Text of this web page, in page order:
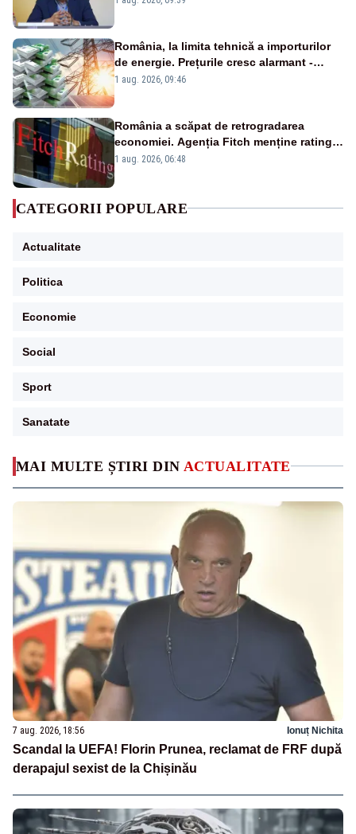
MAI MULTE ȘTIRI DIN ACTUALITATE
7 aug. 2026, 18:56 Ionuț Nichita
Scandal la UEFA! Florin Prunea, reclamat de FRF după
derapajul sexist de la Chișinău
România, la limita tehnică a importurilor
de energie. Prețurile cresc alarmant -
Analiză Realitatea Plus
1 aug. 2026, 09:46
România a scăpat de retrogradarea
economiei. Agenția Fitch menține ratingul
„BBB-” cu perspectivă negativă
1 aug. 2026, 06:48
CATEGORII POPULARE
Actualitate
Politica
Economie
Social
Sport
Sanatate